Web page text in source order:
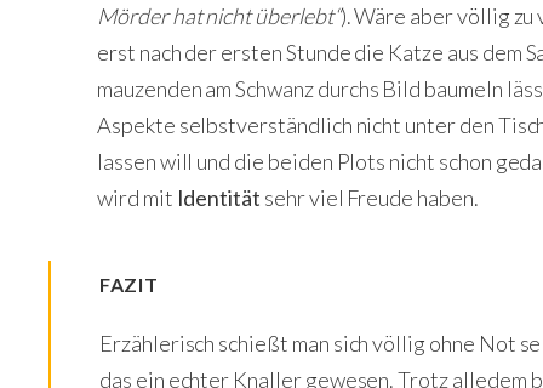
Mörder hat nicht überlebt“). Wäre aber völlig
erst nach der ersten Stunde die Katze aus dem
mauzenden am Schwanz durchs Bild baumeln
Aspekte selbstverständlich nicht unter den
lassen will und die beiden Plots nicht schon
wird mit Identität sehr viel Freude haben.
FAZIT
Erzählerisch schießt man sich völlig ohne Not
das ein echter Knaller gewesen. Trotz alledem